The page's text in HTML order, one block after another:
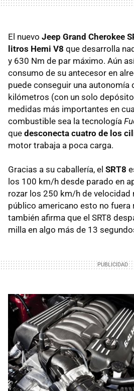
El nuevo Jeep Grand Cherokee
litros Hemi V8 que desarrolla
y 630 Nm de par máximo. Aún
consumo de su antecesor en
puede conseguir una autonomía
kilómetros (con un solo
medidas más importantes en
combustible sea la tecnología
que desconecta cuatro de los
motor trabaja a poca carga.
Gracias a su caballería, el SRT8
los 100 km/h desde parado en
rozar los 250 km/h de velocidad
público americano esto no fuera
también afirma que el SRT8
milla en algo más de 13